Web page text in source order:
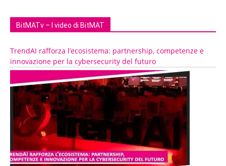
BitMATv – I video di BitMAT
TrendAI rafforza l’ecosistema: partnership, competenze e
innovazione per la cybersecurity del futuro